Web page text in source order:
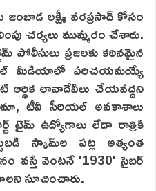
జంబాడ లక్ష్మీ వరప్రసాద్ కోసం
చర్యలు ముమ్మరం చేశారు.
పోలీసులు ప్రజలకు కఠినమైన
మీడియాలో పరిచయమయ్యే
ఆర్థిక లావాదేవీలు చేయవద్దని
టీవీ సీరియల్ అవకాశాలు
టైమ్ ఉద్యోగాలు లేదా రాత్రికి
స్కామ్‌ల పట్ల అత్యంత
వస్తే వెంటనే '1930' సైబర్
సూచించారు.